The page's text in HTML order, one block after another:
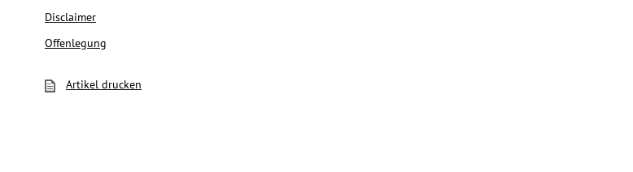
Disclaimer
Offenlegung
Artikel drucken